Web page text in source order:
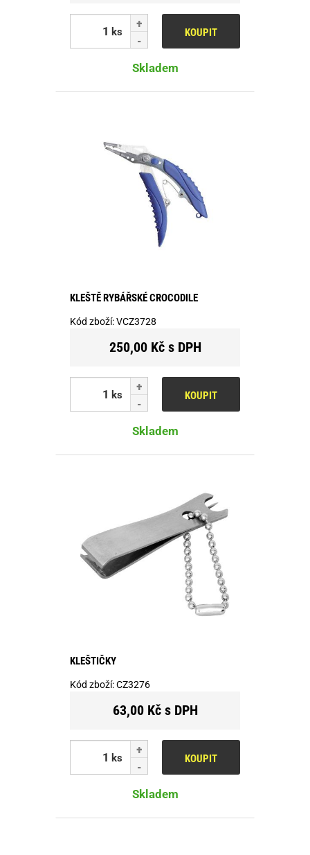
ks KOUPIT
Skladem
KLEŠTĚ RYBÁŘSKÉ CROCODILE
Kód zboží:VCZ3728
250,00 Kč s DPH
ks KOUPIT
Skladem
KLEŠTIČKY
Kód zboží:CZ3276
63,00 Kč s DPH
ks KOUPIT
Skladem